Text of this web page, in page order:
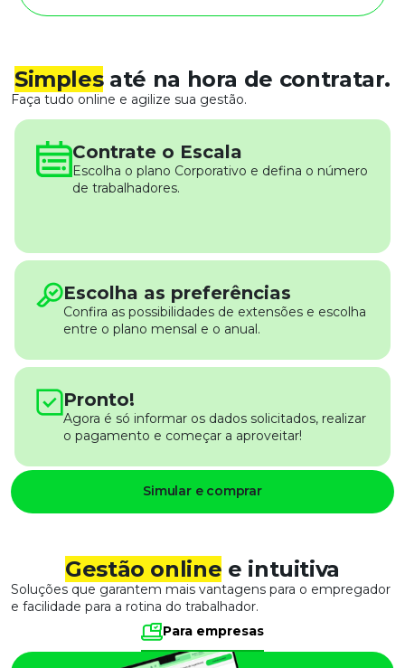
Simplesaté na hora de contratar.
Faça tudo online e agilize sua gestão.
Contrate o Escala
Escolha o plano Corporativo e defina o número
de trabalhadores.
Escolha as preferências
Confira as possibilidades de extensões e escolha
entre o plano mensal e o anual.
Pronto!
Agora é só informar os dados solicitados, realizar
o pagamento e começar a aproveitar!
Simular e comprar
Gestão online e intuitiva
Soluções que garantem mais vantagens para o empregador
e facilidade para a rotina do trabalhador.
Para empresas